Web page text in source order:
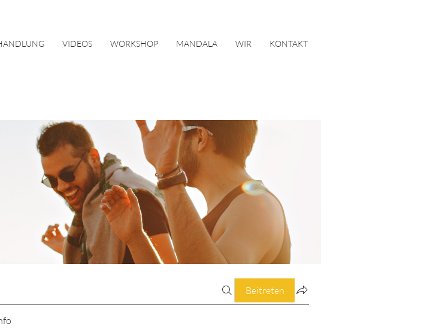
VIDEOS WORKSHOP MANDALA WIR KONTAKT
Beitreten